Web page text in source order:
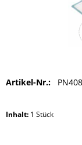
Artikel-Nr.:
Inhalt: 1 Stück